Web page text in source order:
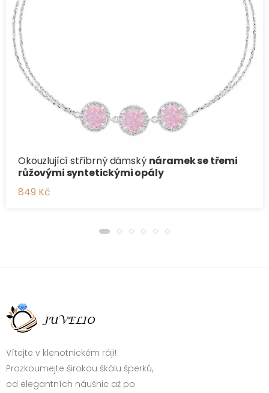
Okouzlující stříbrný dámský náramek se třemi
růžovými syntetickými opály
849 Kč
Vítejte v klenotnickém ráji!
Prozkoumejte širokou škálu šperků,
od elegantních náušnic až po